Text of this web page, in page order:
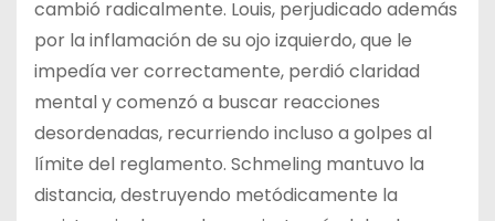
cambió radicalmente. Louis, perjudicado además
por la inflamación de su ojo izquierdo, que le
impedía ver correctamente, perdió claridad
mental y comenzó a buscar reacciones
desordenadas, recurriendo incluso a golpes al
límite del reglamento. Schmeling mantuvo la
distancia, destruyendo metódicamente la